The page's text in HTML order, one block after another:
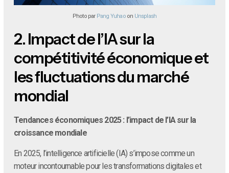
Photo par Pang Yuhaoon Unsplash
2.Impact de l’IA sur la
compétitivité économique et
les fluctuations du marché
mondial
Tendances économiques 2025 : l’impact de l’IA sur la
croissance mondiale
En 2025, l’intelligence artificielle (IA) s’impose comme un
moteur incontournable pour les transformations digitales et